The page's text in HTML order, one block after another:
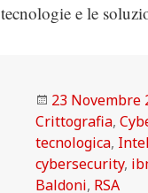
tecnologie e le
Scritto
il
23 Novembre
Crittografia,
tecnologica,
cybersecurity,
Baldoni, RSA